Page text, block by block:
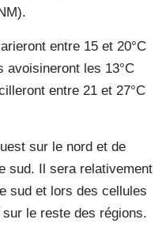
entre 15 et 20°C
avoisineront les 13°C
entre 21 et 27°C
sur le nord et de
sud. Il sera relativement
sud et lors des cellules
le reste des régions.